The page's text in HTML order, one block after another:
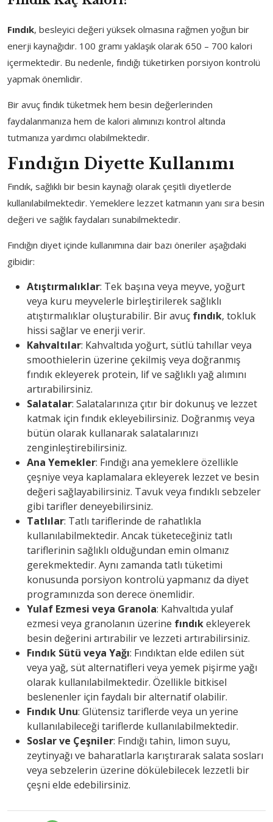
Fındık, besleyici değeri yüksek olmasına rağmen yoğun bir
enerji kaynağıdır. 100 gramı yaklaşık olarak 650 – 700 kalori
içermektedir. Bu nedenle, fındığı tüketirken porsiyon kontrolü
yapmak önemlidir.
Bir avuç fındık tüketmek hem besin değerlerinden
faydalanmanıza hem de kalori alımınızı kontrol altında
tutmanıza yardımcı olabilmektedir.
Fındığın Diyette Kullanımı
Fındık, sağlıklı bir besin kaynağı olarak çeşitli diyetlerde
kullanılabilmektedir. Yemeklere lezzet katmanın yanı sıra besin
değeri ve sağlık faydaları sunabilmektedir.
Fındığın diyet içinde kullanımına dair bazı öneriler aşağıdaki
gibidir:
Atıştırmalıklar: Tek başına veya meyve, yoğurt
veya kuru meyvelerle birleştirilerek sağlıklı
atıştırmalıklar oluşturabilir. Bir avuç fındık, tokluk
hissi sağlar ve enerji verir.
Kahvaltılar: Kahvaltıda yoğurt, sütlü tahıllar veya
smoothielerin üzerine çekilmiş veya doğranmış
fındık ekleyerek protein, lif ve sağlıklı yağ alımını
artırabilirsiniz.
Salatalar: Salatalarınıza çıtır bir dokunuş ve lezzet
katmak için fındık ekleyebilirsiniz. Doğranmış veya
bütün olarak kullanarak salatalarınızı
zenginleştirebilirsiniz.
Ana Yemekler: Fındığı ana yemeklere özellikle
çeşniye veya kaplamalara ekleyerek lezzet ve besin
değeri sağlayabilirsiniz. Tavuk veya fındıklı sebzeler
gibi tarifler deneyebilirsiniz.
Tatlılar: Tatlı tariflerinde de rahatlıkla
kullanılabilmektedir. Ancak tüketeceğiniz tatlı
tariflerinin sağlıklı olduğundan emin olmanız
gerekmektedir. Aynı zamanda tatlı tüketimi
konusunda porsiyon kontrolü yapmanız da diyet
programınızda son derece önemlidir.
Yulaf Ezmesi veya Granola: Kahvaltıda yulaf
ezmesi veya granolanın üzerine fındıkekleyerek
besin değerini artırabilir ve lezzeti artırabilirsiniz.
Fındık Sütü veya Yağı: Fındıktan elde edilen süt
veya yağ, süt alternatifleri veya yemek pişirme yağı
olarak kullanılabilmektedir. Özellikle bitkisel
beslenenler için faydalı bir alternatif olabilir.
Fındık Unu: Glütensiz tariflerde veya un yerine
kullanılabileceği tariflerde kullanılabilmektedir.
Soslar ve Çeşniler: Fındığı tahin, limon suyu,
zeytinyağı ve baharatlarla karıştırarak salata sosları
veya sebzelerin üzerine dökülebilecek lezzetli bir
çeşni elde edebilirsiniz.